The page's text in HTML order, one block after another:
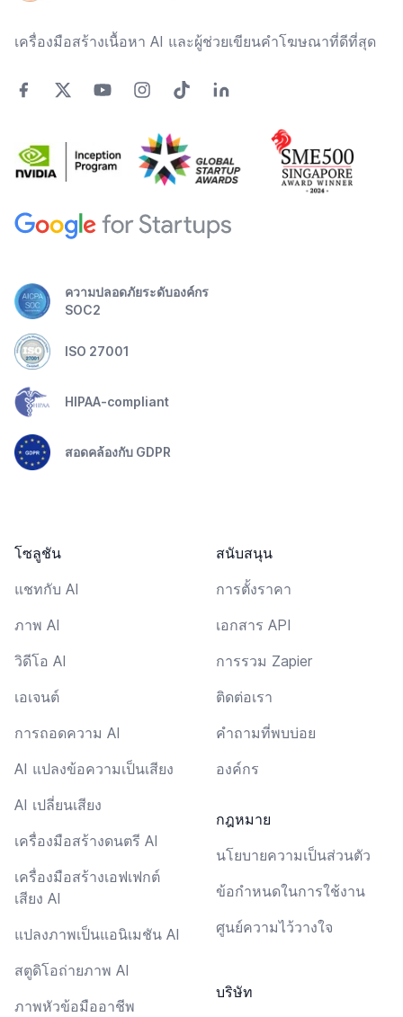
เครื่องมือสร้างเนื้อหา AI และผู้ช่วยเขียนคำโฆษณาที่ดีที่สุด
ความปลอดภัยระดับองค์กร
SOC2
ISO 27001
HIPAA-compliant
สอดคล้องกับ GDPR
โซลูชัน
แชทกับ AI
ภาพ AI
วิดีโอ AI
เอเจนต์
การถอดความ AI
AI แปลงข้อความเป็นเสียง
AI เปลี่ยนเสียง
เครื่องมือสร้างดนตรี AI
เครื่องมือสร้างเอฟเฟกต์
เสียง AI
แปลงภาพเป็นแอนิเมชัน AI
สตูดิโอถ่ายภาพ AI
ภาพหัวข้อมืออาชีพ
สนับสนุน
การตั้งราคา
เอกสาร API
การรวม Zapier
ติดต่อเรา
คำถามที่พบบ่อย
องค์กร
กฎหมาย
นโยบายความเป็นส่วนตัว
ข้อกำหนดในการใช้งาน
ศูนย์ความไว้วางใจ
บริษัท